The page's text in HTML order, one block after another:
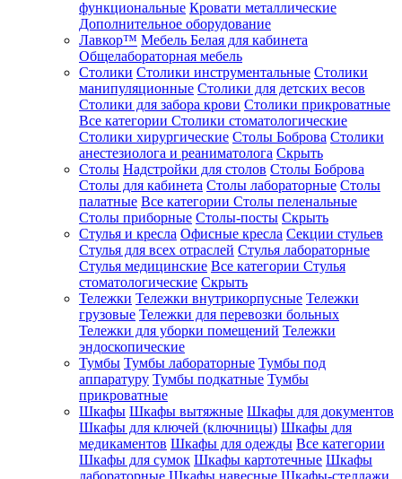
функциональные Кровати металлические
Дополнительное оборудование
Лавкор™ Мебель Белая для кабинета
Общелабораторная мебель
Столики Столики инструментальные Столики
манипуляционные Столики для детских весов
Столики для забора крови Столики прикроватные
Все категории Столики стоматологические
Столики хирургические Столы Боброва Столики
анестезиолога и реаниматолога Скрыть
Столы Надстройки для столов Столы Боброва
Столы для кабинета Столы лабораторные Столы
палатные Все категории Столы пеленальные
Столы приборные Столы-посты Скрыть
Стулья и кресла Офисные кресла Секции стульев
Стулья для всех отраслей Стулья лабораторные
Стулья медицинские Все категории Стулья
стоматологические Скрыть
Тележки Тележки внутрикорпусные Тележки
грузовые Тележки для перевозки больных
Тележки для уборки помещений Тележки
эндоскопические
Тумбы Тумбы лабораторные Тумбы под
аппаратуру Тумбы подкатные Тумбы
прикроватные
Шкафы Шкафы вытяжные Шкафы для документов
Шкафы для ключей (ключницы) Шкафы для
медикаментов Шкафы для одежды Все категории
Шкафы для сумок Шкафы картотечные Шкафы
лабораторные Шкафы навесные Шкафы-стеллажи